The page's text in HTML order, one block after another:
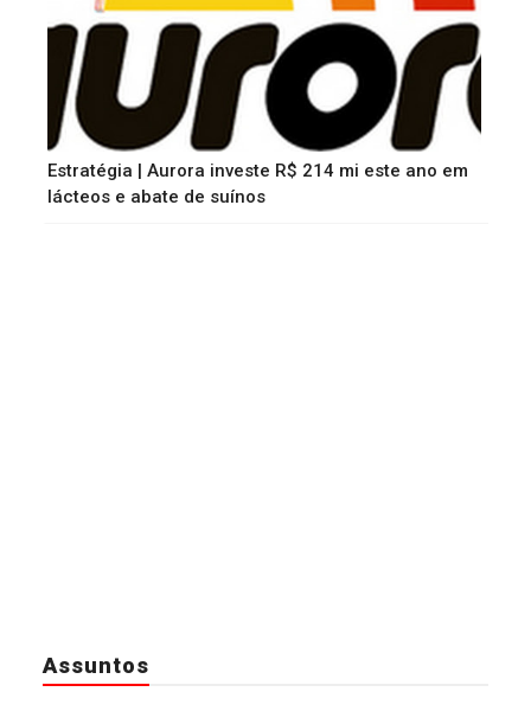
Estratégia | Aurora investe R$ 214 mi este ano em
lácteos e abate de suínos
Assuntos